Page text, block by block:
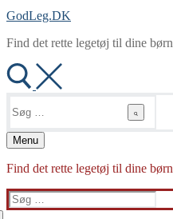
GodLeg.DK
Find det rette legetøj til dine børn
efter:
Menu
Find det rette legetøj til dine børn
Søg
efter: